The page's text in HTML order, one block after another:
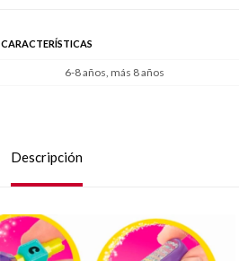
CARACTERÍSTICAS
6-8 años, más 8 años
Descripción